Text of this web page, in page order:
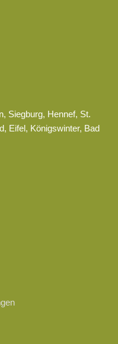
Siegburg, Hennef, St.
Eifel, Königswinter, Bad